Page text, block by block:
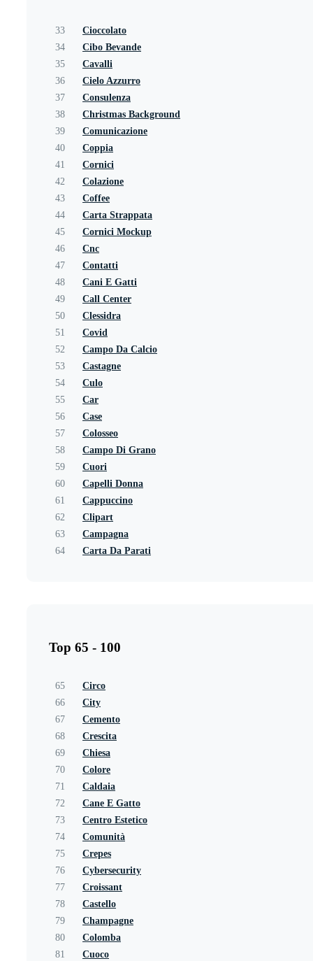
33
Cioccolato
34
Cibo Bevande
35
Cavalli
36
Cielo Azzurro
37
Consulenza
38
Christmas Background
39
Comunicazione
40
Coppia
41
Cornici
42
Colazione
43
Coffee
44
Carta Strappata
45
Cornici Mockup
46
Cnc
47
Contatti
48
Cani E Gatti
49
Call Center
50
Clessidra
51
Covid
52
Campo Da Calcio
53
Castagne
54
Culo
55
Car
56
Case
57
Colosseo
58
Campo Di Grano
59
Cuori
60
Capelli Donna
61
Cappuccino
62
Clipart
63
Campagna
64
Carta Da Parati
Top 65 - 100
65
Circo
66
City
67
Cemento
68
Crescita
69
Chiesa
70
Colore
71
Caldaia
72
Cane E Gatto
73
Centro Estetico
74
Comunità
75
Crepes
76
Cybersecurity
77
Croissant
78
Castello
79
Champagne
80
Colomba
81
Cuoco